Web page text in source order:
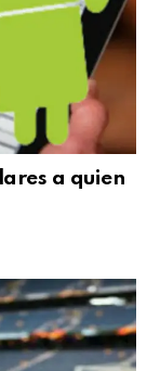
a quien